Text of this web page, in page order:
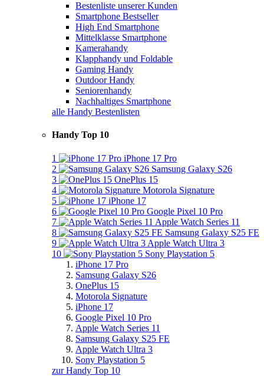
Bestenliste unserer Kunden
Smartphone Bestseller
High End Smartphone
Mittelklasse Smartphone
Kamerahandy
Klapphandy und Foldable
Gaming Handy
Outdoor Handy
Seniorenhandy
Nachhaltiges Smartphone
alle Handy Bestenlisten
Handy Top 10
1
iPhone 17 Pro
2
Samsung Galaxy S26
3
OnePlus 15
4
Motorola Signature
5
iPhone 17
6
Google Pixel 10 Pro
7
Apple Watch Series 11
8
Samsung Galaxy S25 FE
9
Apple Watch Ultra 3
10
Sony Playstation 5
iPhone 17 Pro
Samsung Galaxy S26
OnePlus 15
Motorola Signature
iPhone 17
Google Pixel 10 Pro
Apple Watch Series 11
Samsung Galaxy S25 FE
Apple Watch Ultra 3
Sony Playstation 5
zur Handy Top 10